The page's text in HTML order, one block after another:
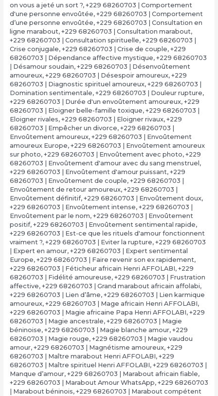
on vous a jeté un sort ?, +229 68260703 | Comportement
d'une personne envoûtée, +229 68260703 | Comportement
d’une personne envoûtée, +229 68260703 | Consultation en
ligne marabout, +229 68260703 | Consultation marabout,
+229 68260703 | Consultation spirituelle, +229 68260703 |
Crise conjugale, +229 68260703 | Crise de couple, +229
68260703 | Dépendance affective mystique, +229 68260703
| Désamour soudain, +229 68260703 | Désenvoûtement
amoureux, +229 68260703 | Désespoir amoureux, +229
68260703 | Diagnostic spirituel amoureux, +229 68260703 |
Domination sentimentale, +229 68260703 | Douleur rupture,
+229 68260703 | Durée d'un envoûtement amoureux, +229
68260703 | Eloigner belle-famille toxique, +229 68260703 |
Eloigner rivales, +229 68260703 | Eloigner rivaux, +229
68260703 | Empêcher un divorce, +229 68260703 |
Envoûtement amoureux, +229 68260703 | Envoûtement
amoureux Europe, +229 68260703 | Envoûtement amoureux
sur photo, +229 68260703 | Envoûtement avec photo, +229
68260703 | Envoûtement d'amour avec du sang menstruel ,
+229 68260703 | Envoûtement d'amour puissant, +229
68260703 | Envoûtement de couple, +229 68260703 |
Envoûtement de retour amoureux, +229 68260703 |
Envoûtement définitif, +229 68260703 | Envoûtement doux,
+229 68260703 | Envoûtement intense, +229 68260703 |
Envoûtement par le nom, +229 68260703 | Envoûtement
positif, +229 68260703 | Envoûtement sentimental rapide,
+229 68260703 | Est-ce que les rituels d'amour fonctionnent
vraiment ?, +229 68260703 | Eviter la rupture, +229 68260703
| Expert en amour, +229 68260703 | Expert sentimental
Europe, +229 68260703 | Faire revenir son ex rapidement,
+229 68260703 | Féticheur africain Henri AFFOLABI, +229
68260703 | Fidélité amoureuse, +229 68260703 | Frustration
affective, +229 68260703 | Grand marabout africain affolabi,
+229 68260703 | Lien d’âme, +229 68260703 | Lien karmique
amoureux, +229 68260703 | Mage africain Henri AFFOLABI,
+229 68260703 | Magie africaine Papa Henri AFFOLABI, +229
68260703 | Magie ancestrale, +229 68260703 | Magie
béninoise, +229 68260703 | Magie blanche amour, +229
68260703 | Magie rouge, +229 68260703 | Magie vaudou
amour, +229 68260703 | Magnétisme amoureux, +229
68260703 | Maître marabout Henri AFFOLABI, +229
68260703 | Maître spirituel Henri AFFOLABI, +229 68260703 |
Manque d’amour, +229 68260703 | Marabout africain fiable,
+229 68260703 | Marabout Amour WhatsApp, +229 68260703
| Marabout béninois, +229 68260703 | Marabout compétent